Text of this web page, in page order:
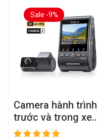
Sale -9%
Camera hành trình
trước và trong xe
VIOFO A329S 2CH